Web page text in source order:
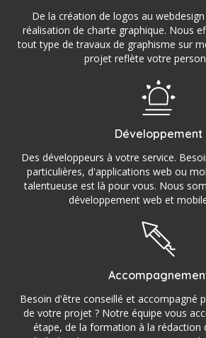
De la création de logos au
réalisation de charte graphique. Nous
tout type de travaux de graphisme sur
projet reflète votre
Développement
Des développeurs à votre service.
particulières, d'applications web ou
talentueuse est là pour vous. Nous
développement web et
Besoin d'être conseillé et accompagné
de votre projet ? Notre équipe vous
étape, de la formation à la rédaction